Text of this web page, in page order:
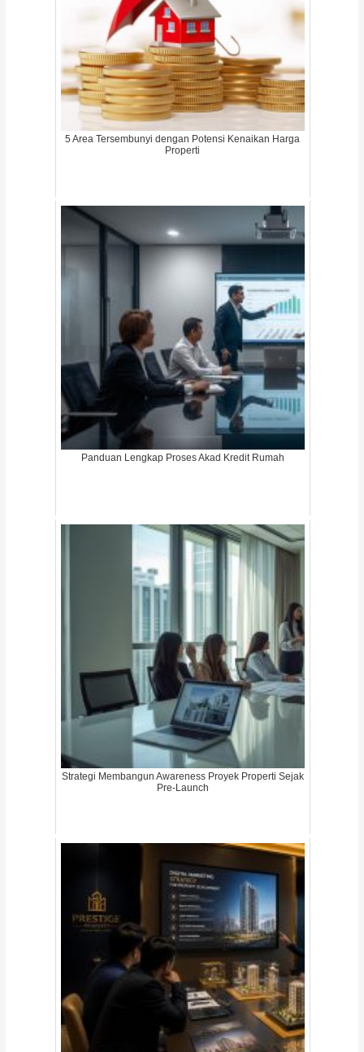
5 Area Tersembunyi dengan Potensi Kenaikan Harga
Properti
Panduan Lengkap Proses Akad Kredit Rumah
Strategi Membangun Awareness Proyek Properti Sejak
Pre-Launch